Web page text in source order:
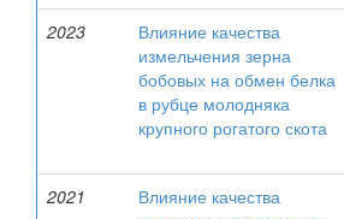
2023
Влияние качества
измельчения зерна
бобовых на обмен белка
в рубце молодняка
крупного рогатого скота
2021
Влияние качества